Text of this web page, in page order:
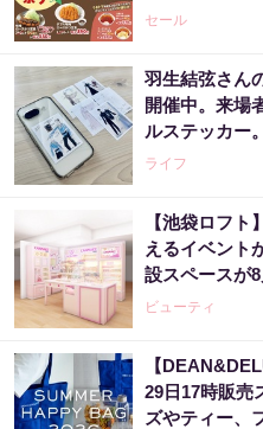
セール
羽生結弦さん
開催中。来場
ルステッカー。
ライフ
【池袋ロフ
えるイベント
設スペースが8
ビューティ
【
29日17時販売
ズやティー、